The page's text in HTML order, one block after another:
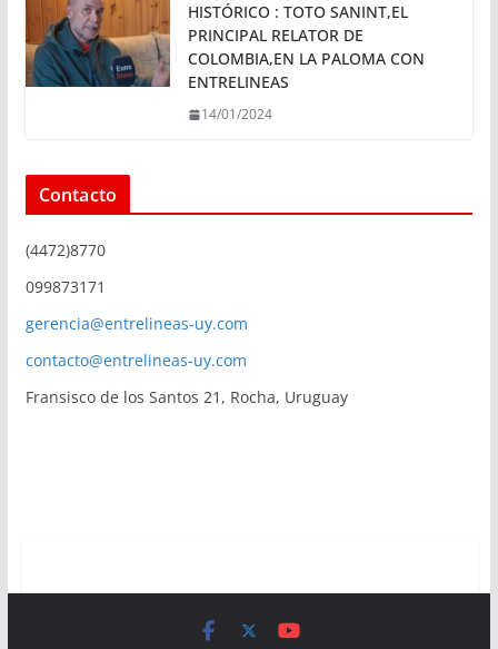
HISTÓRICO : TOTO SANINT,EL
PRINCIPAL RELATOR DE
COLOMBIA,EN LA PALOMA CON
ENTRELINEAS
14/01/2024
Contacto
(4472)8770
099873171
gerencia@entrelineas-uy.com
contacto@entrelineas-uy.com
Fransisco de los Santos 21, Rocha, Uruguay